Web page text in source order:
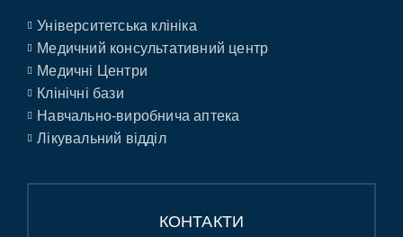
Університетська клініка
Медичний консультативний центр
Медичні Центри
Клінічні бази
Навчально-виробнича аптека
Лікувальний відділ
КОНТАКТИ